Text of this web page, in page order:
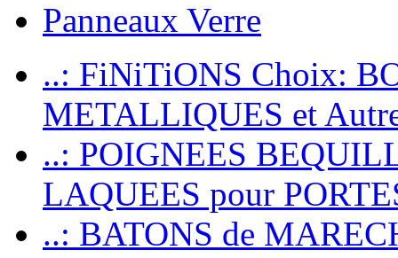
Panneaux Verre
..: FiNiTiONS Choix:
METALLIQUES et
..: POIGNEES
LAQUEES pour
..: BATONS de